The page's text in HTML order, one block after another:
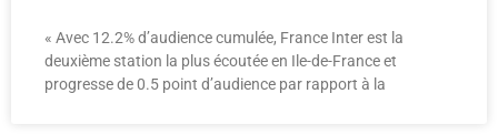
« Avec 12.2% d’audience cumulée, France Inter est la
deuxième station la plus écoutée en Ile-de-France et
progresse de 0.5 point d’audience par rapport à la